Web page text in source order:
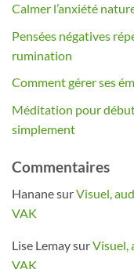
Calmer l’anxiété
Pensées négatives
rumination
Comment gérer ses
Méditation pour
simplement
Commentaires
HananesurVisuel,
VAK
Lise LemaysurVisuel,
VAK